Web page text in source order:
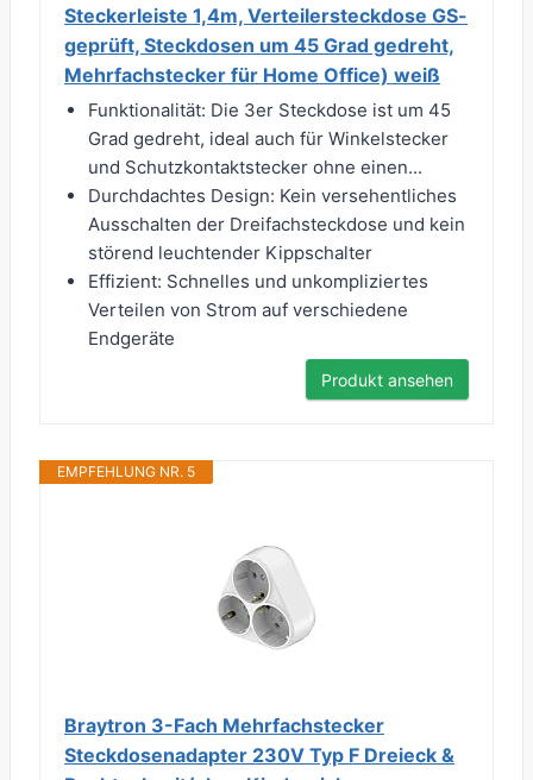
Steckerleiste 1,4m, Verteilersteckdose GS-
geprüft, Steckdosen um 45 Grad gedreht,
Mehrfachstecker für Home Office) weiß
Funktionalität: Die 3er Steckdose ist um 45
Grad gedreht, ideal auch für Winkelstecker
und Schutzkontaktstecker ohne einen...
Durchdachtes Design: Kein versehentliches
Ausschalten der Dreifachsteckdose und kein
störend leuchtender Kippschalter
Effizient: Schnelles und unkompliziertes
Verteilen von Strom auf verschiedene
Endgeräte
Produkt ansehen
EMPFEHLUNG NR. 5
Braytron 3-Fach Mehrfachstecker
Steckdosenadapter 230V Typ F Dreieck &